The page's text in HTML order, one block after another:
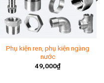
Phụ kiện ren, phụ kiện ngàng
nước
49,000₫